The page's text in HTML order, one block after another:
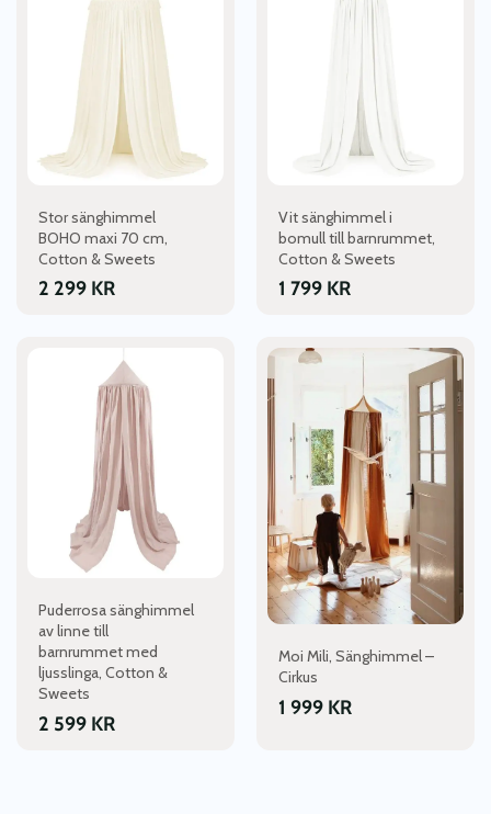
Stor sänghimmel
BOHO maxi 70 cm,
Cotton & Sweets
2 299 KR
Vit sänghimmel i
bomull till barnrummet,
Cotton & Sweets
1 799 KR
Puderrosa sänghimmel
av linne till
barnrummet med
ljusslinga, Cotton &
Sweets
2 599 KR
Moi Mili, Sänghimmel –
Cirkus
1 999 KR